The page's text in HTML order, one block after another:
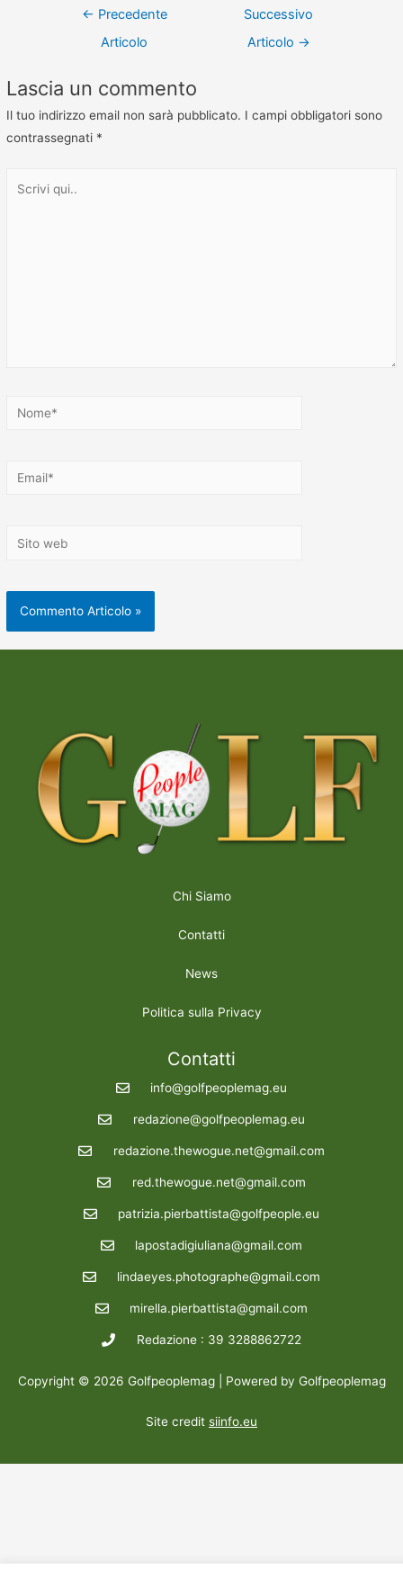
← Precedente
Articolo
Successivo
Articolo →
Lascia un commento
Il tuo indirizzo email non sarà pubblicato. I campi obbligatori sono
contrassegnati *
Chi Siamo
Contatti
News
Politica sulla Privacy
Contatti
info@golfpeoplemag.eu
redazione@golfpeoplemag.eu
redazione.thewogue.net@gmail.com
red.thewogue.net@gmail.com
patrizia.pierbattista@golfpeople.eu
lapostadigiuliana@gmail.com
lindaeyes.photographe@gmail.com
mirella.pierbattista@gmail.com
Redazione : 39 3288862722
Copyright © 2026 Golfpeoplemag | Powered by Golfpeoplemag
Site credit siinfo.eu